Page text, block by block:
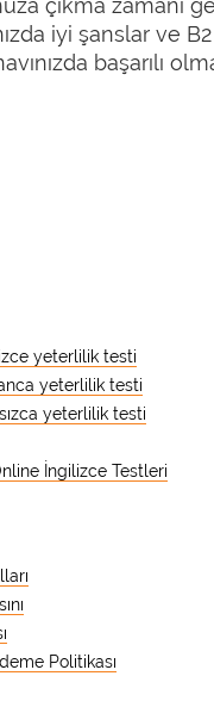
çıkma zamanı
iyi şanslar ve
başarılı
yeterlilik testi
yeterlilik testi
yeterlilik testi
İngilizce Testleri
Politikası